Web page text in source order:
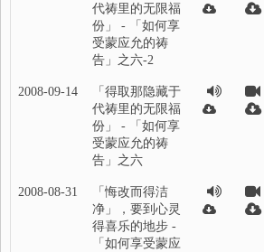
代祷里的无限福
份」 - 「如何享
受蒙应允的祷
告」之六-2
2008-09-14
「得取那隐藏于
代祷里的无限福
份」 - 「如何享
受蒙应允的祷
告」之六
2008-08-31
「悔改而得洁
净」，要到心灵
得喜乐的地步 -
「如何享受蒙应